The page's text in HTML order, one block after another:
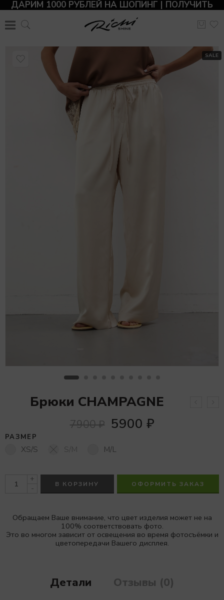
ДАРИМ 1000 РУБЛЕЙ НА ШОПИНГ | ПОЛУЧИТЬ
SALE
Брюки CHAMPAGNE
7900₽ 5900 ₽
РАЗМЕР
XS/S M/L
+
-
В КОРЗИНУ ОФОРМИТЬ ЗАКАЗ
Обращаем Ваше внимание, что цвет изделия может не на
100% соответствовать фото.
Это во многом зависит от освещения во время фотосъёмки и
цветопередачи Вашего дисплея.
Детали Отзывы (0)